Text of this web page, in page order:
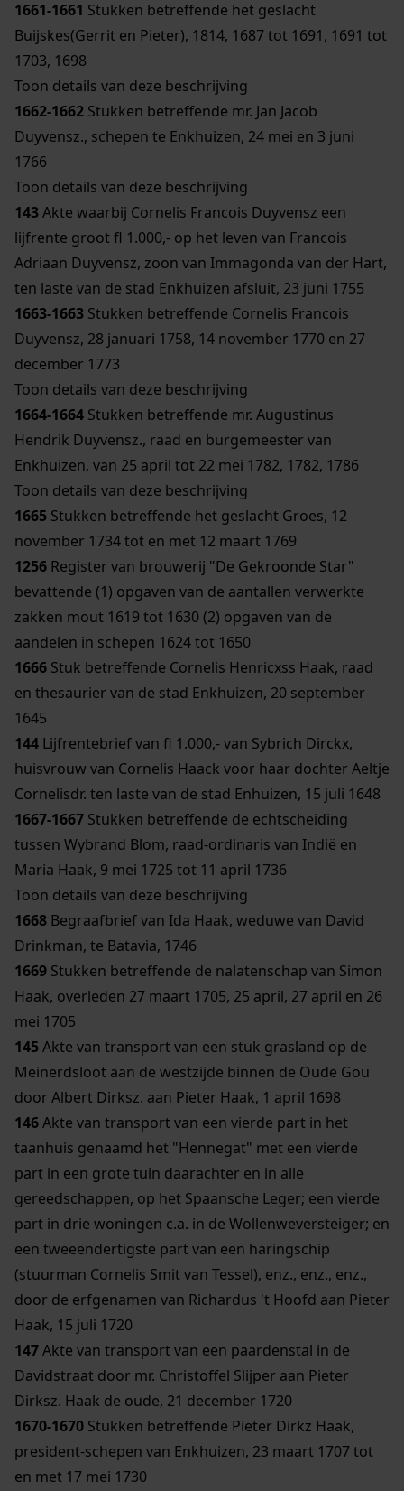
1661-1661 Stukken betreffende het geslacht
Buijskes(Gerrit en Pieter), 1814, 1687 tot 1691, 1691 tot
1703, 1698
Toon details van deze beschrijving
1662-1662 Stukken betreffende mr. Jan Jacob
Duyvensz., schepen te Enkhuizen, 24 mei en 3 juni
1766
Toon details van deze beschrijving
143Akte waarbij Cornelis Francois Duyvensz een
lijfrente groot fl 1.000,- op het leven van Francois
Adriaan Duyvensz, zoon van Immagonda van der Hart,
ten laste van de stad Enkhuizen afsluit, 23 juni 1755
1663-1663 Stukken betreffende Cornelis Francois
Duyvensz, 28 januari 1758, 14 november 1770 en 27
december 1773
Toon details van deze beschrijving
1664-1664 Stukken betreffende mr. Augustinus
Hendrik Duyvensz., raad en burgemeester van
Enkhuizen, van 25 april tot 22 mei 1782, 1782, 1786
Toon details van deze beschrijving
1665 Stukken betreffende het geslacht Groes, 12
november 1734 tot en met 12 maart 1769
1256 Register van brouwerij "De Gekroonde Star"
bevattende (1) opgaven van de aantallen verwerkte
zakken mout 1619 tot 1630 (2) opgaven van de
aandelen in schepen 1624 tot 1650
1666 Stuk betreffende Cornelis Henricxss Haak, raad
en thesaurier van de stad Enkhuizen, 20 september
1645
144 Lijfrentebrief van fl 1.000,- van Sybrich Dirckx,
huisvrouw van Cornelis Haack voor haar dochter Aeltje
Cornelisdr. ten laste van de stad Enhuizen, 15 juli 1648
1667-1667 Stukken betreffende de echtscheiding
tussen Wybrand Blom, raad-ordinaris van Indië en
Maria Haak, 9 mei 1725 tot 11 april 1736
Toon details van deze beschrijving
1668 Begraafbrief van Ida Haak, weduwe van David
Drinkman, te Batavia, 1746
1669 Stukken betreffende de nalatenschap van Simon
Haak, overleden 27 maart 1705, 25 april, 27 april en 26
mei 1705
145Akte van transport van een stuk grasland op de
Meinerdsloot aan de westzijde binnen de Oude Gou
door Albert Dirksz. aan Pieter Haak, 1 april 1698
146Akte van transport van een vierde part in het
taanhuis genaamd het "Hennegat" met een vierde
part in een grote tuin daarachter en in alle
gereedschappen, op het Spaansche Leger; een vierde
part in drie woningen c.a. in de Wollenweversteiger; en
een tweeëndertigste part van een haringschip
(stuurman Cornelis Smit van Tessel), enz., enz., enz.,
door de erfgenamen van Richardus 't Hoofd aan Pieter
Haak, 15 juli 1720
147Akte van transport van een paardenstal in de
Davidstraat door mr. Christoffel Slijper aan Pieter
Dirksz. Haak de oude, 21 december 1720
1670-1670 Stukken betreffende Pieter Dirkz Haak,
president-schepen van Enkhuizen, 23 maart 1707 tot
en met 17 mei 1730